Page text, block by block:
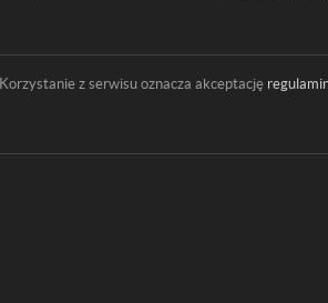
Korzystanie z serwisu oznacza akceptację